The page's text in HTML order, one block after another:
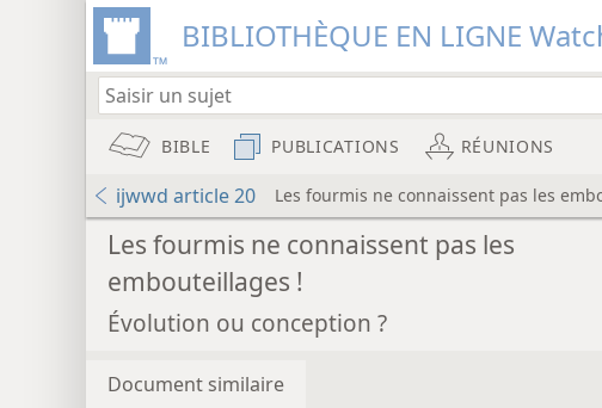
BIBLIOTHÈQUE EN LIGNE
BIBLE PUBLICATIONS RÉUNIONS
ijwwd article 20 Les fourmis ne connaissent pas les
Les fourmis ne connaissent pas les
embouteillages !
Évolution ou conception ?
Document similaire